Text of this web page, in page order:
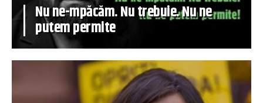
Nu ne-mpăcăm. Nu trebuie. Nu ne
putem permite